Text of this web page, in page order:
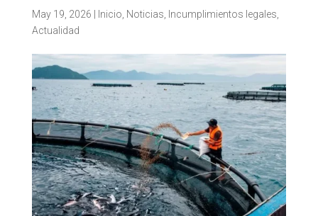
May 19, 2026 Inicio Noticias Incumplimientos legales
Actualidad